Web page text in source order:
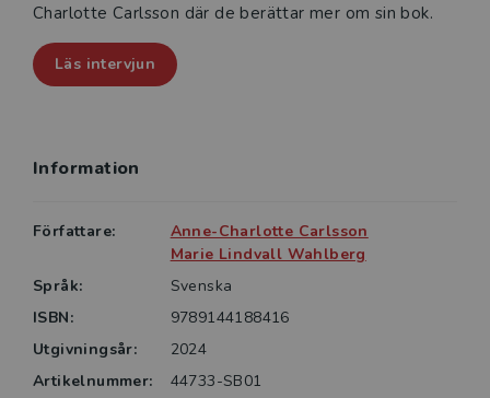
Charlotte Carlsson där de berättar mer om sin bok.
Läs intervjun
Information
Författare:
Anne-Charlotte Carlsson
Marie Lindvall Wahlberg
Språk:
Svenska
ISBN:
9789144188416
Utgivningsår:
2024
Artikelnummer:
44733-SB01